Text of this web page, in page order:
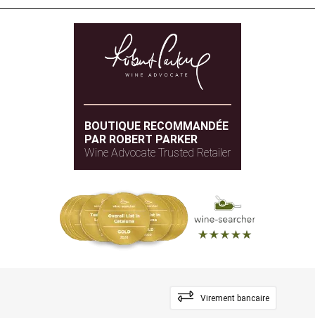
BOUTIQUE RECOMMANDÉE
PAR ROBERT PARKER
Wine Advocate Trusted Retailer
Virement bancaire